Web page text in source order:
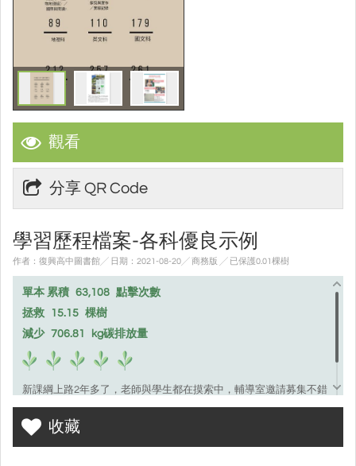
觀看
分享 QR Code
學習歷程檔案-各科優良示例
作者：復興高中圖書館╱ 日期：2021-08-20╱ 商務版 ╱ 已保護0.01棵樹
單本 累積 63,108 點擊次數
拯救
15.15 棵樹
減少 706.81 kg碳排放量
新課綱上路2年多了，老師與學生都在摸索中，輔導室邀請募集不錯
的學生所做之學習歷程檔案，請別吝嗇給他們掌聲呦!
收藏